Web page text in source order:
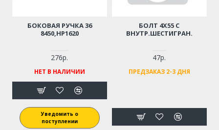
БОКОВАЯ РУЧКА 36
8450,HP1620
276р.
НЕТ В НАЛИЧИИ
Уведомить о
поступлении
БОЛТ 4Х55 С
ВНУТР.ШЕСТИГРАН.
47р.
ПРЕДЗАКАЗ 2-3 ДНЯ